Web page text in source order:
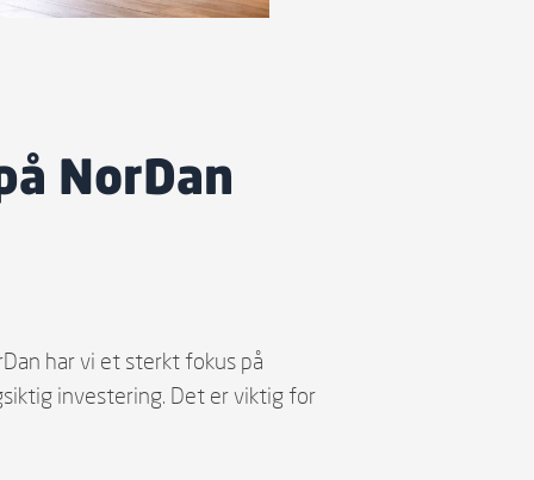
NorDan
har vi et sterkt fokus på
investering. Det er viktig for